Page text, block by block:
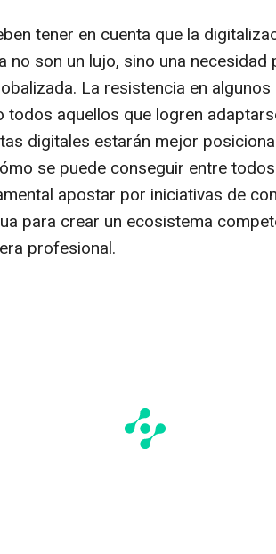
tener en cuenta que la
no son un lujo, sino una necesidad
La resistencia en
todos aquellos que logren
digitales estarán mejor
se puede conseguir entre
apostar por iniciativas de
para crear un ecosistema
profesional.